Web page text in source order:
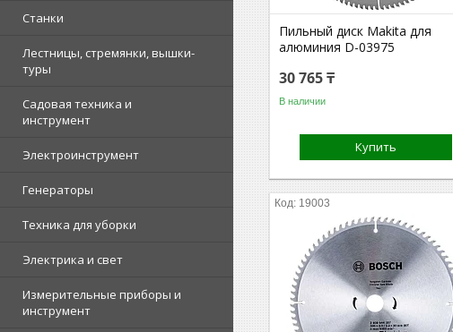
Станки
Лестницы, стремянки, вышки-
туры
Садовая техника и
инструмент
Электроинструмент
Генераторы
Техника для уборки
Электрика и свет
Измерительные приборы и
инструмент
Пильный диск Makita для
алюминия D-03975
30 765 ₸
В наличии
Купить
19003